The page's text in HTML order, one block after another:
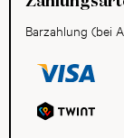
Barzahlung (bei